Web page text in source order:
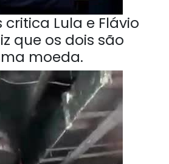
critica Lula e Flávio
que os dois são
moeda.